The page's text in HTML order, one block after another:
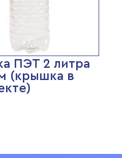
ПЭТ 2 литра
(крышка в